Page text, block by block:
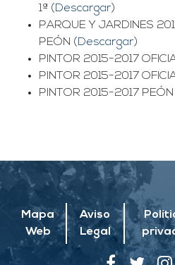
1ª (Descargar)
PARQUE Y JARDINES
PEÓN (Descargar)
PINTOR 2015-2017
PINTOR 2015-2017
PINTOR 2015-2017 PEÓN
Mapa
Web
Aviso
Legal